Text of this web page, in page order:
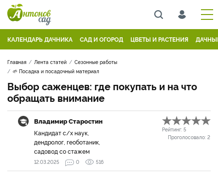
КАЛЕНДАРЬ ДАЧНИКА САД И ОГОРОД ЦВЕТЫ И РАСТЕНИЯ
Главная Лента статей
Сезонные работы
🌱 Посадка и посадочный материал
Выбор саженцев: где покупать и на что
обращать внимание
Владимир Старостин
Кандидат с/х наук,
дендролог, геоботаник,
садовод со стажем
Рейтинг: 5
Проголосовало: 2
12.03.2025 0 516